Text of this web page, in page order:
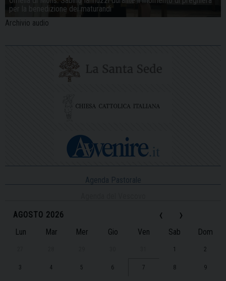
per la benedizione dei maturandi
Archivio audio
Agenda Pastorale
‹
AGOSTO 2026 ›
Lun Mar Mer Gio Ven Sab Dom
1 2
3 4 5 6 7 8 9